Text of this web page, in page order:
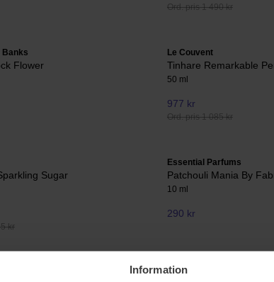
Information
Ord. pris 1 490 kr
Banks
Flower
Le Couvent
Tinhare Remarkable
50 ml
977 kr
Ord. pris 1 085 kr
Sugar
kr
Essential Parfums
Patchouli Mania By
10 ml
290 kr
INITIO Parfums Privés